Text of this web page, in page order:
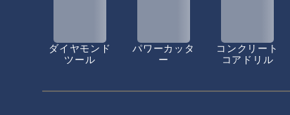
ダイヤモンド
ツール
パワーカッタ
ー
コンクリート
コアドリル